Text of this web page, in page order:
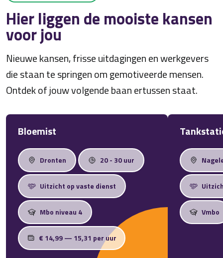
Hier liggen de mooiste kansen
voor jou
Nieuwe kansen, frisse uitdagingen en werkgevers
die staan te springen om gemotiveerde mensen.
Ontdek of jouw volgende baan ertussen staat.
Bloemist
Dronten 20 - 30 uur
Uitzicht op vaste dienst
Mbo niveau 4
€ 14,99 — 15,31 per uur
Vmbo